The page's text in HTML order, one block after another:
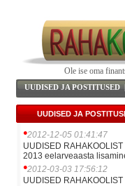
Ole ise oma
UUDISED JA POSTITUSED
UUDISED JA
•2012-12-05 01:41:47
UUDISED RAHAKOOLIST
2013 eelarveaasta
•2012-03-03 17:56:12
UUDISED RAHAKOOLIST